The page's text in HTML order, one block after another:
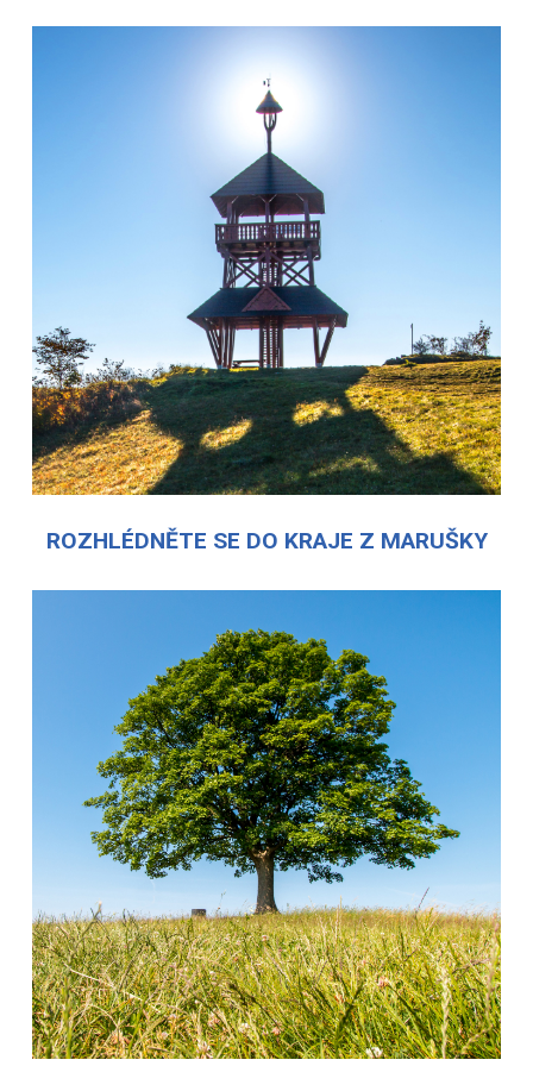
ROZHLÉDNĚTE SE DO KRAJE Z MARUŠKY